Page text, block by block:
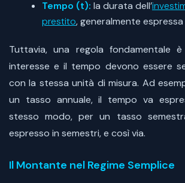
Tempo (t): la durata dell’
prestito, generalmente espressa
Tuttavia, una regola fondamentale
interesse e il tempo devono essere
con la stessa unità di misura. Ad
un tasso annuale, il tempo va
stesso modo, per un tasso
espresso in semestri, e così via.
Il Montante nel Regime Semplice